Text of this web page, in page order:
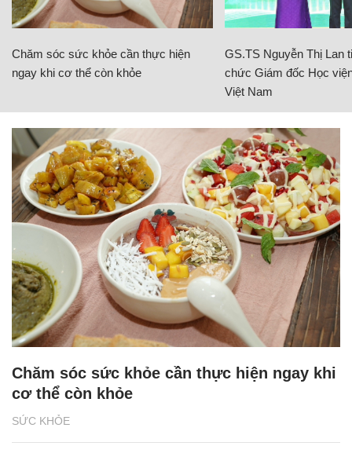
Chăm sóc sức khỏe cần thực hiện
ngay khi cơ thể còn khỏe
GS.TS Nguyễn Thị Lan
chức Giám đốc Học
Việt Nam
SỨC KHỎE
Chăm sóc sức khỏe cần thực hiện ngay khi
cơ thể còn khỏe